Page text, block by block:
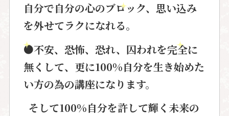
自分で自分の心のブロック、思い込み
を外せてラクになれる。
●不安、恐怖、恐れ、囚われを完全に
無くして、更に100%自分を生き始めた
い方の為の講座になります。
そして100%自分を許して輝く未来の